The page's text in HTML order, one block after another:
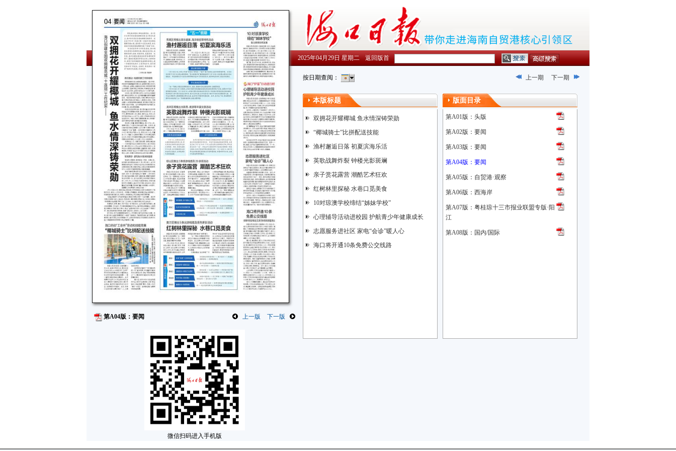
2025年04月29日 星期二 返回版首
第A04版：要闻 上一版 下一版
微信扫码进入手机版
按日期查阅： 上一期 下一期
本版标题
双拥花开耀椰城 鱼水情深铸荣勋
“椰城骑士”比拼配送技能
渔村邂逅日落 初夏滨海乐活
英歌战舞炸裂 钟楼光影斑斓
亲子赏花露营 潮酷艺术狂欢
红树林里探秘 水巷口觅美食
10对琼澳学校缔结“姊妹学校”
心理辅导活动进校园 护航青少年健康成长
志愿服务进社区 家电“会诊”暖人心
海口将开通10条免费公交线路
版面目录
第A01版：头版
第A02版：要闻
第A03版：要闻
第A04版：要闻
第A05版：自贸港·观察
第A06版：西海岸
第A07版：粤桂琼十三市报业联盟专版·阳
江
第A08版：国内/国际